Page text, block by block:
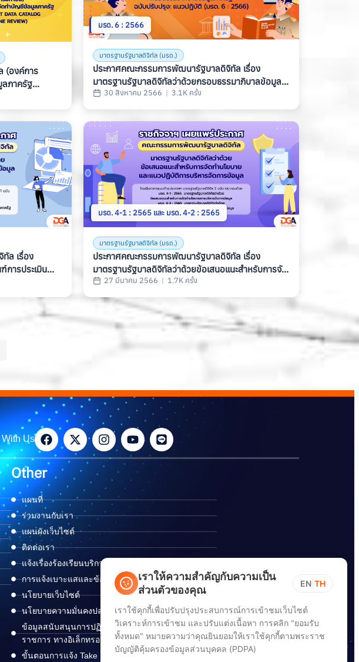
(องค์การ
ภาครัฐ
มรด. 6 : 2566
มาตรฐานรัฐบาลดิจิทัล (มรด.)
ประกาศคณะกรรมการพัฒนารัฐบาลดิจิทัล เรื่อง
มาตรฐานรัฐบาลดิจิทัลว่าด้วยกรอบธรรมาภิบาลข้อมูล
ภาครัฐ ฉบับปรับปรุง: แนวปฏิบัติ (มรด. 6 : 2566)
30 สิงหาคม 2566 | 3.1K ครั้ง
ล เรื่อง
การประเมิน
รด. 5 : 2565)
มรด. 4-1 : 2565 และ มรด. 4-2 : 2565
มาตรฐานรัฐบาลดิจิทัล (มรด.)
ประกาศคณะกรรมการพัฒนารัฐบาลดิจิทัล เรื่อง
มาตรฐานรัฐบาลดิจิทัลว่าด้วยข้อเสนอแนะสำหรับการจัด
ทำนโยบายและแนวปฏิบัติการบริหารจัดการข้อมูล (มรด.
4-1 : 2565 และ มรด. 4-2 : 2565)
27 มีนาคม 2566 | 1.7K ครั้ง
Us
Other
แผนที่
ร่วมงานกับเรา
แผนผังเว็บไซต์
ติดต่อเรา
แจ้งเรื่องร้องเรียนบริการ
การแจ้งเบาะแสและข้อร้องเรียนการทุจริต
นโยบายเว็บไซต์
นโยบายความมั่นคงปลอดภัยสารสนเทศทางไซเบอร์
ข้อมูลสนับสนุนการปฏิบัติตาม พ.ร.บ. การปฏิบัติ
ราชการ ทางอิเล็กทรอนิกส์ พ.ศ. 2565
ขั้นตอนการแจ้ง Take Down Notice
เราให้ความสำคัญกับความเป็น
ส่วนตัวของคุณ
EN TH
เราใช้คุกกี้เพื่อปรับปรุงประสบการณ์การเข้าชมเว็บไซต์
วิเคราะห์การเข้าชม และปรับแต่งเนื้อหา การคลิก "ยอมรับ
ทั้งหมด" หมายความว่าคุณยินยอมให้เราใช้คุกกี้ตามพระราช
บัญญัติคุ้มครองข้อมูลส่วนบุคคล (PDPA)